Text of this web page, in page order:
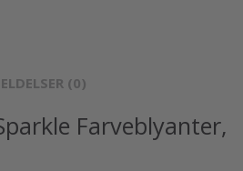
(0)
Farveblyanter,